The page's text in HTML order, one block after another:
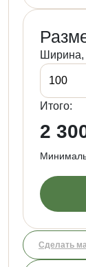
Ширина,
Итого:
2
Сделать